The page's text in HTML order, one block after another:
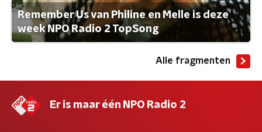
Remember Us van Philine en Melle is deze
week NPO Radio 2 TopSong
Alle fragmenten
Er is maar één NPO Radio 2